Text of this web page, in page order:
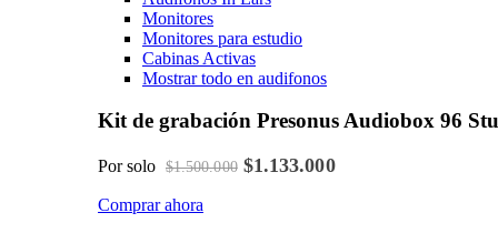
Monitores
Monitores para estudio
Cabinas Activas
Mostrar todo en audifonos
Kit de grabación Presonus Audiobox 96
Por solo $1.500.000 $1.133.000
Comprar ahora